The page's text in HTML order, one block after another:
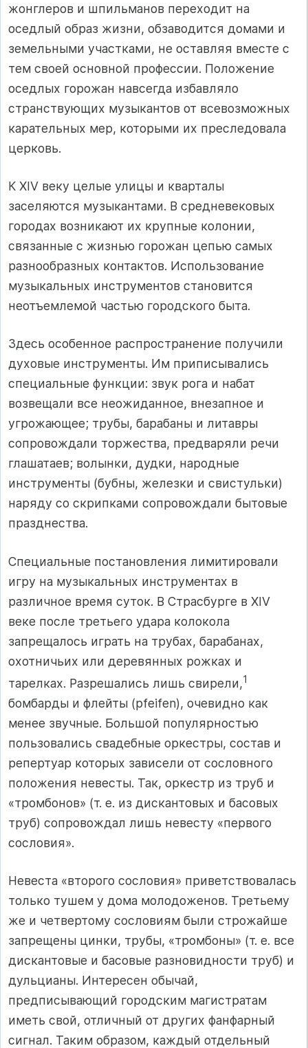
жонглеров и шпильманов переходит на
оседлый образ жизни, обзаводится домами и
земельными участками, не оставляя вместе с
тем своей основной профессии. Положение
оседлых горожан навсегда избавляло
странствующих музыкантов от всевозможных
карательных мер, которыми их преследовала
церковь.
К XIV веку целые улицы и кварталы
заселяются музыкантами. В средневековых
городах возникают их крупные колонии,
связанные с жизнью горожан цепью самых
разнообразных контактов. Использование
музыкальных инструментов становится
неотъемлемой частью городского быта.
Здесь особенное распространение получили
духовые инструменты. Им приписывались
специальные функции: звук рога и набат
возвещали все неожиданное, внезапное и
угрожающее; трубы, барабаны и литавры
сопровождали торжества, предваряли речи
глашатаев; волынки, дудки, народные
инструменты (бубны, железки и свистульки)
наряду со скрипками сопровождали бытовые
празднества.
Специальные постановления лимитировали
игру на музыкальных инструментах в
различное время суток. В Страсбурге в XIV
веке после третьего удара колокола
запрещалось играть на трубах, барабанах,
охотничьих или деревянных рожках и
тарелках. Разрешались лишь свирели,1
бомбарды и флейты (pfeifen), очевидно как
менее звучные. Большой популярностью
пользовались свадебные оркестры, состав и
репертуар которых зависели от сословного
положения невесты. Так, оркестр из труб и
«тромбонов» (т. е. из дискантовых и басовых
труб) сопровождал лишь невесту «первого
сословия».
Невеста «второго сословия» приветствовалась
только тушем у дома молодоженов. Третьему
же и четвертому сословиям были строжайше
запрещены цинки, трубы, «тромбоны» (т. е. все
дискантовые и басовые разновидности труб) и
дульцианы. Интересен обычай,
предписывающий городским магистратам
иметь свой, отличный от других фанфарный
сигнал. Таким образом, каждый отдельный